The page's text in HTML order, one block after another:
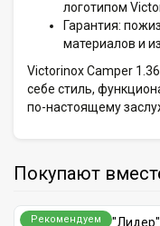
логотипом
Гарантия:
материалов и
Victorinox Camper
себе стиль,
по-настоящему
Покупают
Рекомендуем